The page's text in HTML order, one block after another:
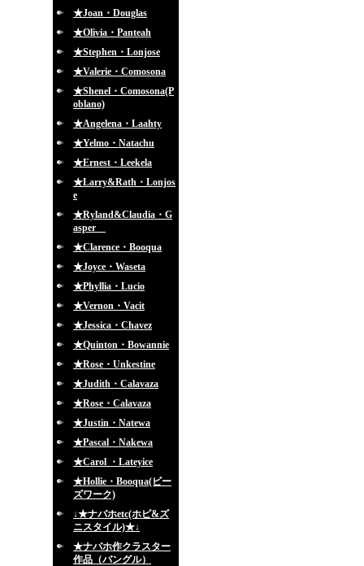
★Joan・Douglas
★Olivia・Panteah
★Stephen・Lonjose
★Valerie・Comosona
★Shenel・Comosona(P
oblano)
★Angelena・Laahty
★Yelmo・Natachu
★Ernest・Leekela
★Larry&Rath・Lonjos
e
★Ryland&Claudia・G
asper
★Clarence・Booqua
★Joyce・Waseta
★Phyllia・Lucio
★Vernon・Vacit
★Jessica・Chavez
★Quinton・Bowannie
★Rose・Unkestine
★Judith・Calavaza
★Rose・Calavaza
★Justin・Natewa
★Pascal・Nakewa
★Carol ・Lateyice
★Hollie・Booqua(ビー
ズワーク)
↓★ナバホetc(ホピ&ズ
ニスタイル)★↓
★ナバホ作クラスター
作品（バングル）